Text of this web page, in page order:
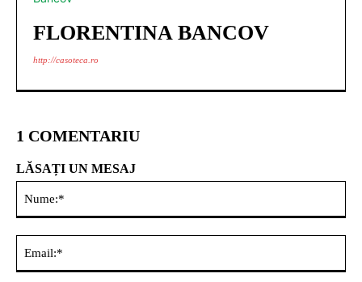
FLORENTINA BANCOV
http://casoteca.ro
1 COMENTARIU
LĂSAȚI UN MESAJ